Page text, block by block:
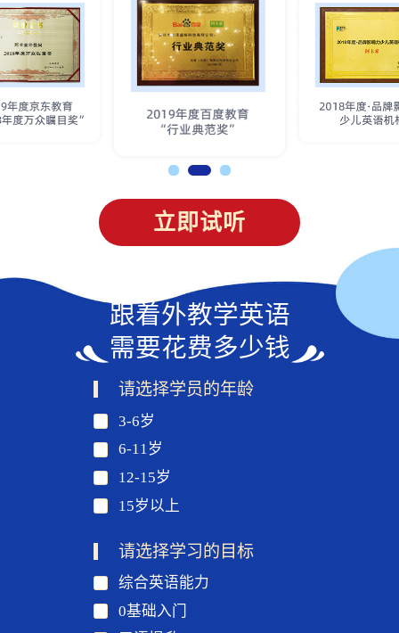
立即试听
跟着外教学英语
需要花费多少钱
请选择学员的年龄
3-6岁
6-11岁
12-15岁
15岁以上
请选择学习的目标
综合英语能力
0基础入门